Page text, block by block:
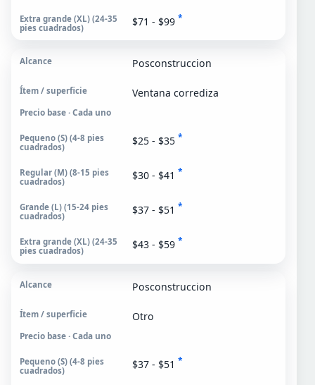
$71 - $99 *
Posconstruccion
Ventana corrediza
Precio base · Cada uno
$25 - $35 *
$30 - $41 *
$37 - $51 *
$43 - $59 *
Posconstruccion
Otro
Precio base · Cada uno
$37 - $51 *